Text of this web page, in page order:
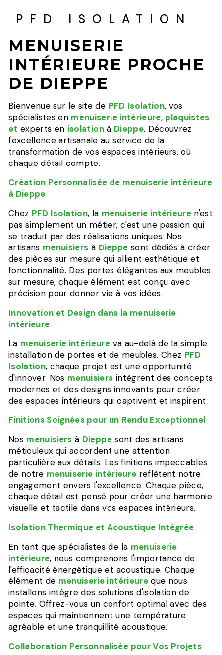
PFD ISOLATION
MENUISERIE
INTÉRIEURE PROCHE
DE DIEPPE
Bienvenue sur le site de PFD Isolation, vos
spécialistes en menuiserie intérieure, plaquistes
et experts en isolationà Dieppe. Découvrez
l'excellence artisanale au service de la
transformation de vos espaces intérieurs, où
chaque détail compte.
Création Personnalisée de menuiserie intérieure
à Dieppe
Chez PFD Isolation, la menuiserie intérieuren'est
pas simplement un métier, c'est une passion qui
se traduit par des réalisations uniques. Nos
artisans menuisiers à Dieppe sont dédiés à créer
des pièces sur mesure qui allient esthétique et
fonctionnalité. Des portes élégantes aux meubles
sur mesure, chaque élément est conçu avec
précision pour donner vie à vos idées.
Innovation et Design dans la menuiserie
intérieure
La menuiserie intérieure va au-delà de la simple
installation de portes et de meubles. Chez PFD
Isolation, chaque projet est une opportunité
d'innover. Nos menuisiers intègrent des concepts
modernes et des designs innovants pour créer
des espaces intérieurs qui captivent et inspirent.
Finitions Soignées pour un Rendu Exceptionnel
Nos menuisiers à Dieppesont des artisans
méticuleux qui accordent une attention
particulière aux détails. Les finitions impeccables
de notre menuiserie intérieure reflètent notre
engagement envers l'excellence. Chaque pièce,
chaque détail est pensé pour créer une harmonie
visuelle et tactile dans vos espaces intérieurs.
Isolation Thermique et Acoustique Intégrée
En tant que spécialistes de la menuiserie
intérieure, nous comprenons l'importance de
l'efficacité énergétique et acoustique. Chaque
élément de menuiserie intérieureque nous
installons intègre des solutions d'isolation de
pointe. Offrez-vous un confort optimal avec des
espaces qui maintiennent une température
agréable et une tranquillité acoustique.
Collaboration Personnalisée pour Vos Projets